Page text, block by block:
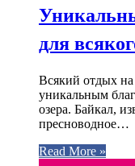
для
Всякий отдых на
уникальным
озера. Байкал,
пресноводное…
Read More »